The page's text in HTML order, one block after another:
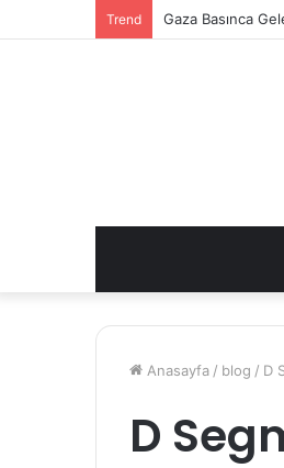
Trend Gaza Basınca
Anasayfa / blog / D
D